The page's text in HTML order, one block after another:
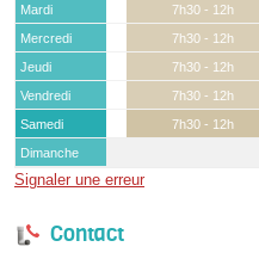
Mardi
7h30 - 12h
Mercredi
7h30 - 12h
Jeudi
7h30 - 12h
Vendredi
7h30 - 12h
Samedi
7h30 - 12h
Dimanche
Signaler une erreur
Contact